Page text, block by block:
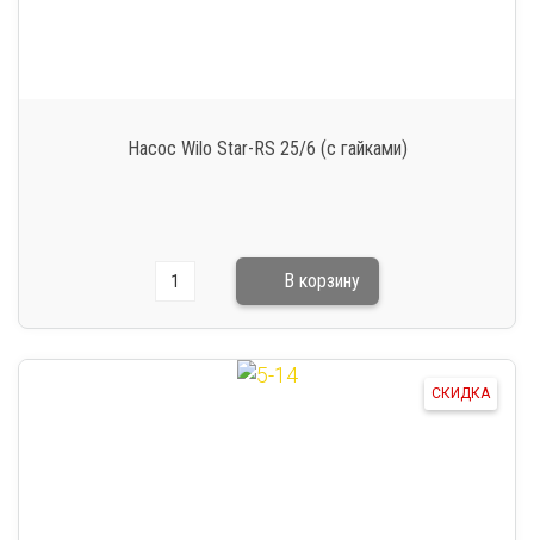
Насос Wilo Star-RS 25/6 (с гайками)
СКИДКА